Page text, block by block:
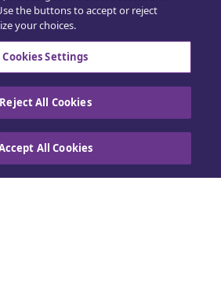
the buttons to accept or reject
your choices.
Cookies Settings
Reject All Cookies
All Cookies